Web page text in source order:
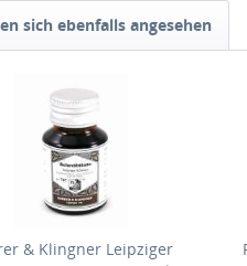
sich ebenfalls angesehen
& Klingner Leipziger